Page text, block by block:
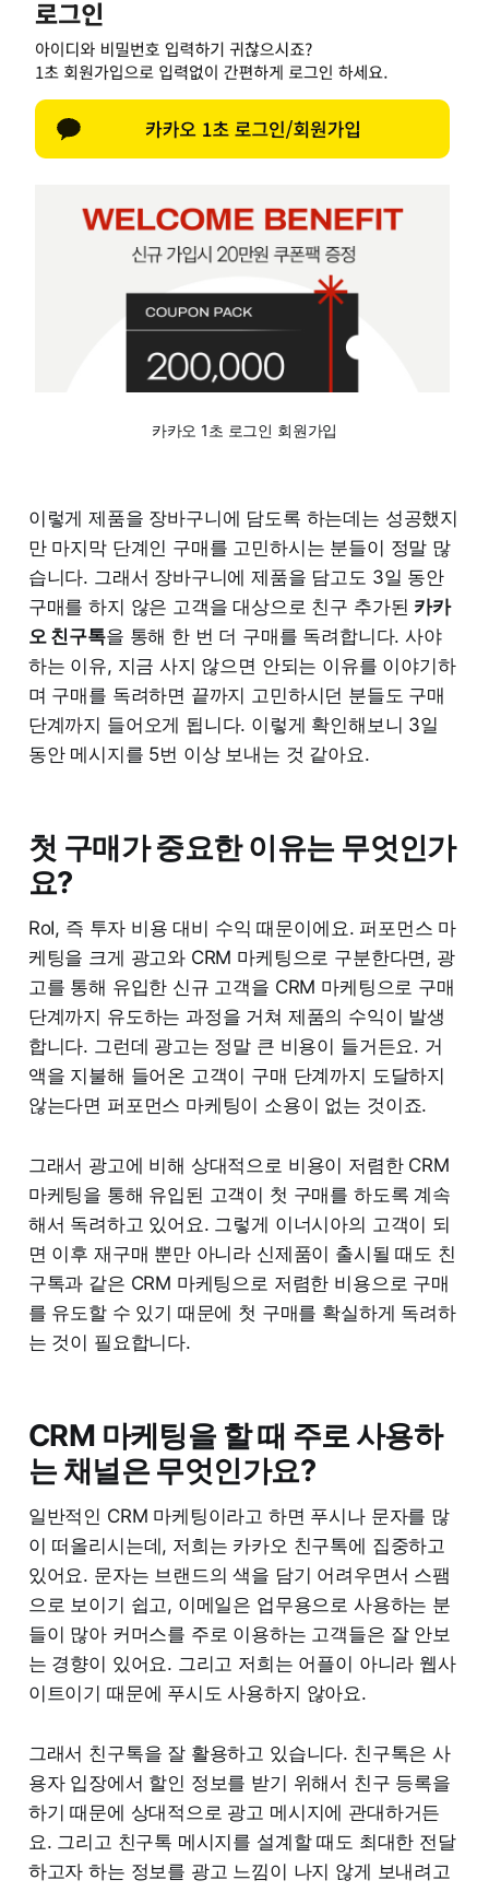
카카오 1초 로그인 회원가입
이렇게 제품을 장바구니에 담도록 하는데는 성공했지
만 마지막 단계인 구매를 고민하시는 분들이 정말 많
습니다. 그래서 장바구니에 제품을 담고도 3일 동안
구매를 하지 않은 고객을 대상으로 친구 추가된 카카
오 친구톡을 통해 한 번 더 구매를 독려합니다. 사야
하는 이유, 지금 사지 않으면 안되는 이유를 이야기하
며 구매를 독려하면 끝까지 고민하시던 분들도 구매
단계까지 들어오게 됩니다. 이렇게 확인해보니 3일
동안 메시지를 5번 이상 보내는 것 같아요.
첫 구매가 중요한 이유는 무엇인가
요?
RoI, 즉 투자 비용 대비 수익 때문이에요. 퍼포먼스 마
케팅을 크게 광고와 CRM 마케팅으로 구분한다면, 광
고를 통해 유입한 신규 고객을 CRM 마케팅으로 구매
단계까지 유도하는 과정을 거쳐 제품의 수익이 발생
합니다. 그런데 광고는 정말 큰 비용이 들거든요. 거
액을 지불해 들어온 고객이 구매 단계까지 도달하지
않는다면 퍼포먼스 마케팅이 소용이 없는 것이죠.
그래서 광고에 비해 상대적으로 비용이 저렴한 CRM
마케팅을 통해 유입된 고객이 첫 구매를 하도록 계속
해서 독려하고 있어요. 그렇게 이너시아의 고객이 되
면 이후 재구매 뿐만 아니라 신제품이 출시될 때도 친
구톡과 같은 CRM 마케팅으로 저렴한 비용으로 구매
를 유도할 수 있기 때문에 첫 구매를 확실하게 독려하
는 것이 필요합니다.
CRM 마케팅을 할 때 주로 사용하
는 채널은 무엇인가요?
일반적인 CRM 마케팅이라고 하면 푸시나 문자를 많
이 떠올리시는데, 저희는 카카오 친구톡에 집중하고
있어요. 문자는 브랜드의 색을 담기 어려우면서 스팸
으로 보이기 쉽고, 이메일은 업무용으로 사용하는 분
들이 많아 커머스를 주로 이용하는 고객들은 잘 안보
는 경향이 있어요. 그리고 저희는 어플이 아니라 웹사
이트이기 때문에 푸시도 사용하지 않아요.
그래서 친구톡을 잘 활용하고 있습니다. 친구톡은 사
용자 입장에서 할인 정보를 받기 위해서 친구 등록을
하기 때문에 상대적으로 광고 메시지에 관대하거든
요. 그리고 친구톡 메시지를 설계할 때도 최대한 전달
하고자 하는 정보를 광고 느낌이 나지 않게 보내려고